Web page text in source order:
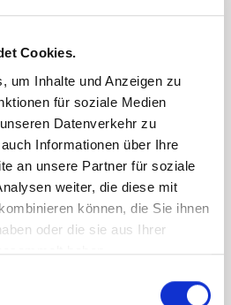
Cookies.
um Inhalte und Anzeigen zu
für soziale Medien
Datenverkehr zu
Informationen über Ihre
an unsere Partner für soziale
weiter, die diese mit
können, die Sie ihnen
oder die sie aus Ihrer
haben.